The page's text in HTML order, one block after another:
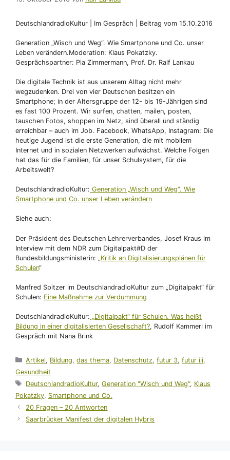
DeutschlandradioKultur | Im Gespräch | Beitrag vom 15.10.2016
Generation „Wisch und Weg“. Wie Smartphone und Co. unser
Leben verändern.Moderation: Klaus Pokatzky.
Gesprächspartner: Pia Zimmermann, Prof. Dr. Ralf Lankau
Die digitale Technik ist aus unserem Alltag nicht mehr
wegzudenken. Drei von vier Deutschen besitzen ein
Smartphone; in der Altersgruppe der 12- bis 19-Jährigen sind
es fast 100 Prozent. Wir surfen, chatten, mailen, posten,
tauschen Fotos, shoppen im Netz, sind überall und ständig
erreichbar – auch im Job. Facebook, WhatsApp, Instagram: Die
heutige Jugend ist die erste Generation, die mit mobilem
Internet und in sozialen Netzwerken aufwächst. Welche Folgen
hat das für die Familien, für unser Schulsystem, für die
Arbeitswelt?
DeutschlandradioKultur: Generation „Wisch und Weg“. Wie
Smartphone und Co. unser Leben verändern
Siehe auch:
Der Präsident des Deutschen Lehrerverbandes, Josef Kraus im
Interview mit dem NDR zum Digitalpakt#D der
Bundesbildungsministerin: „Kritik an Digitalisierungsplänen für
Schulen“
Manfred Spitzer im DeutschlandradioKultur zum „Digitalpakt“ für
Schulen: Eine Maßnahme zur Verdummung
DeutschlandradioKultur: „Digitalpakt“ für Schulen. Was heißt
Bildung in einer digitalisierten Gesellschaft?, Rudolf Kammerl im
Gespräch mit Nana Brink
Kategorien
Artikel, Bildung,das thema, Datenschutz,futur 3,futur iii,
Gesundheit
Schlagwörter
DeutschlandradioKultur,Generation "Wisch und Weg", Klaus
Pokatzky, Smartphone und Co.
20 Fragen – 20 Antworten
Saarbrücker Manifest der digitalen Hybris